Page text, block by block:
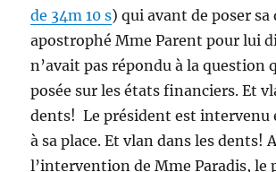
de 34m 10 s) qui avant de poser sa
apostrophé Mme Parent pour lui
n’avait pas répondu à la question
posée sur les états financiers. Et
dents! Le président est intervenu
à sa place. Et vlan dans les dents!
l’intervention de Mme Paradis, le